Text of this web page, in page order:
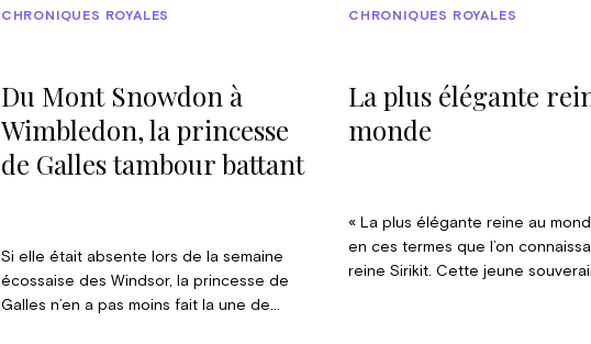
Du Mont Snowdon à
Wimbledon, la princesse
de Galles tambour battant
CHRONIQUES ROYALES
Si elle était absente lors de la semaine
écossaise des Windsor, la princesse de
Galles n’en a pas moins fait la une de
La plus élégante
monde
CHRONIQUES ROYALES
« La plus élégante reine au
en ces termes que l’on
reine Sirikit. Cette jeune